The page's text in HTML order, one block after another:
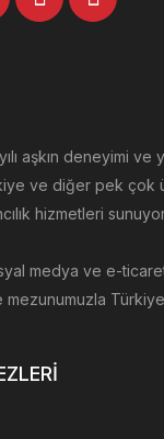
aşkın deneyimi ve
ve diğer pek çok
hizmetleri
medya ve e-